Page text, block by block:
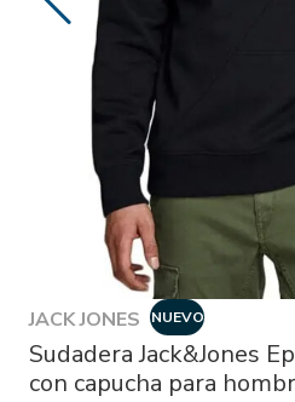
JACK JONES NUEVO
Sudadera Jack&Jones
con capucha para